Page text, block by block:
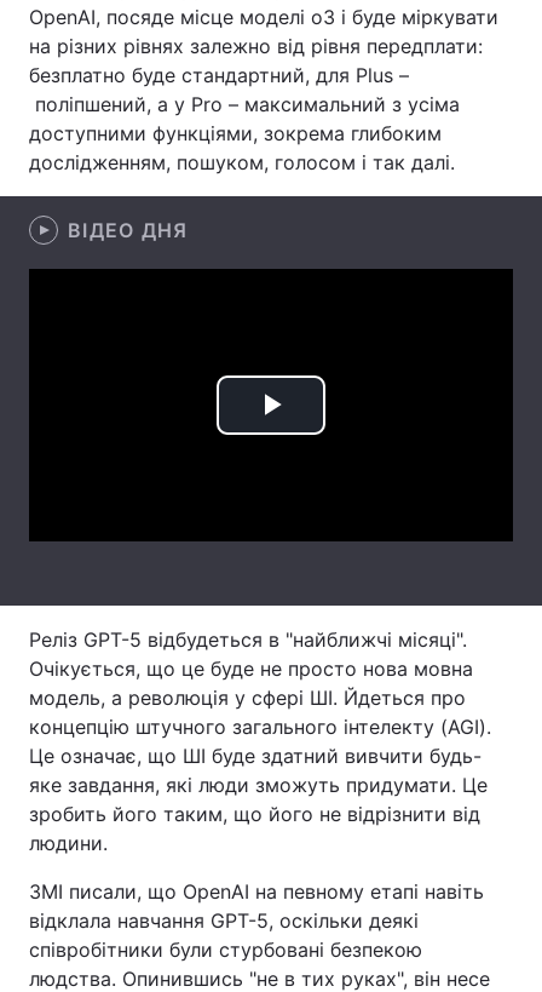
Здоров'я Туризм
Цікавинки Погода
Лонгріди
Відео з Youtube
Тема оформлення
OpenAI, посяде місце моделі o3 і буде міркувати
на різних рівнях залежно від рівня передплати:
безплатно буде стандартний, для Plus –
поліпшений, а у Pro – максимальний з усіма
доступними функціями, зокрема глибоким
дослідженням, пошуком, голосом і так далі.
ВІДЕО ДНЯ
Play
Реліз GPT-5 відбудеться в "найближчі місяці".
Очікується, що це буде не просто нова мовна
модель, а революція у сфері ШІ. Йдеться про
концепцію штучного загального інтелекту (AGI).
Це означає, що ШІ буде здатний вивчити будь-
яке завдання, які люди зможуть придумати. Це
зробить його таким, що його не відрізнити від
людини.
ЗМІ писали, що OpenAI на певному етапі навіть
відклала навчання GPT-5, оскільки деякі
співробітники були стурбовані безпекою
людства. Опинившись "не в тих руках", він несе